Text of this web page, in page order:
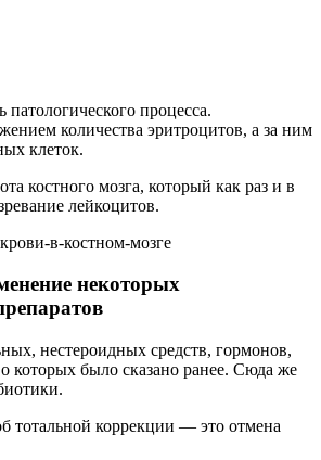
процесса.
количества эритроцитов, а за ним
клеток.
костного мозга, который как раз и в
лейкоцитов.
некоторых
нестероидных средств, гормонов,
которых было сказано ранее. Сюда же
тотальной коррекции — это отмена